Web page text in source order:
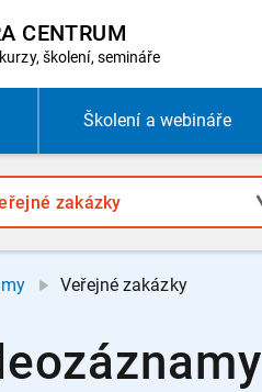
CENTRUM
kurzy, školení, semináře
Školení a webináře
Veřejné zakázky